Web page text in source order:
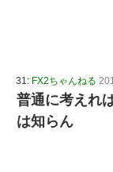
31: FX2ちゃんねる
普通に考えれ
は知らん